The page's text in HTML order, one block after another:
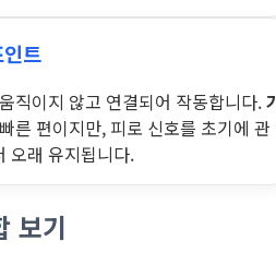
트
직이지 않고 연결되어 작동합니다.
른 편이지만, 피로 신호를 초기에 관
오래 유지됩니다.
보기